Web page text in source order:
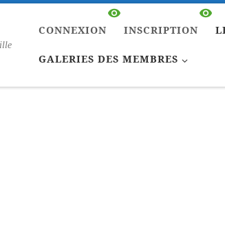
CONNEXION INSCRIPTION
GALERIES DES MEMBRES